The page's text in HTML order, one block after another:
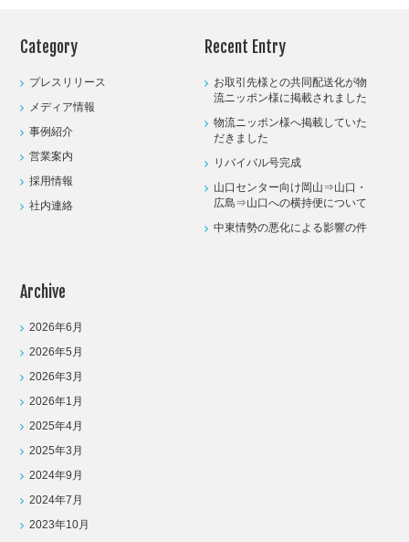
Category
プレスリリース
メディア情報
事例紹介
営業案内
採用情報
社内連絡
Recent Entry
お取引先様との共同配送化が物
流ニッポン様に掲載されました
物流ニッポン様へ掲載していた
だきました
リバイバル号完成
山口センター向け岡山⇒山口・
広島⇒山口への横持便について
中東情勢の悪化による影響の件
Archive
2026年6月
2026年5月
2026年3月
2026年1月
2025年4月
2025年3月
2024年9月
2024年7月
2023年10月